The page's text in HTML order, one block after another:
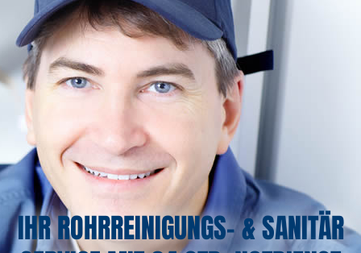
IHR ROHRREINIGUNGS- & SANITÄR